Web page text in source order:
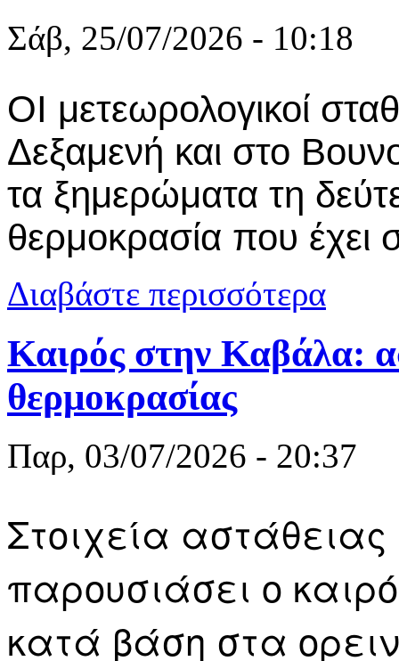
Σάβ, 25/07/2026 - 10:18
ΟΙ μετεωρολογικοί
Δεξαμενή και στο
τα ξημερώματα τη
θερμοκρασία που έχει
Διαβάστε περισσότερα
Καιρός στην Καβάλα:
θερμοκρασίας
Παρ, 03/07/2026 - 20:37
Στοιχεία
παρουσιάσει ο
κατά βάση στα